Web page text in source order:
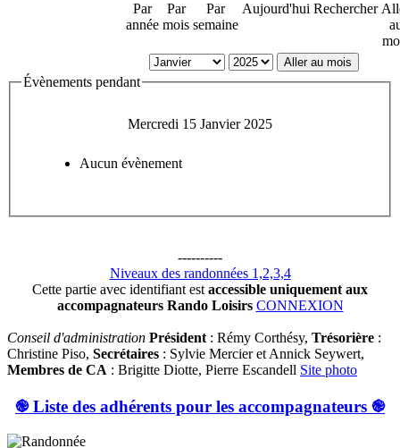
Par
année
Par
mois
Par
semaine
Aujourd'hui Rechercher
Aller au mois
Évènements pendant
Mercredi 15 Janvier 2025
Aucun évènement
----------
Niveaux des randonnées 1,2,3,4
Cette partie avec identifiant est accessible uniquement aux
accompagnateurs Rando Loisirs CONNEXION
Conseil d'administration Président : Rémy Corthésy, Trésorière :
Christine Piso, Secrétaires : Sylvie Mercier et Annick Seywert,
Membres de CA : Brigitte Diotte, Pierre Escandell Site photo
֎ Liste des adhérents pour les accompagnateurs ֎